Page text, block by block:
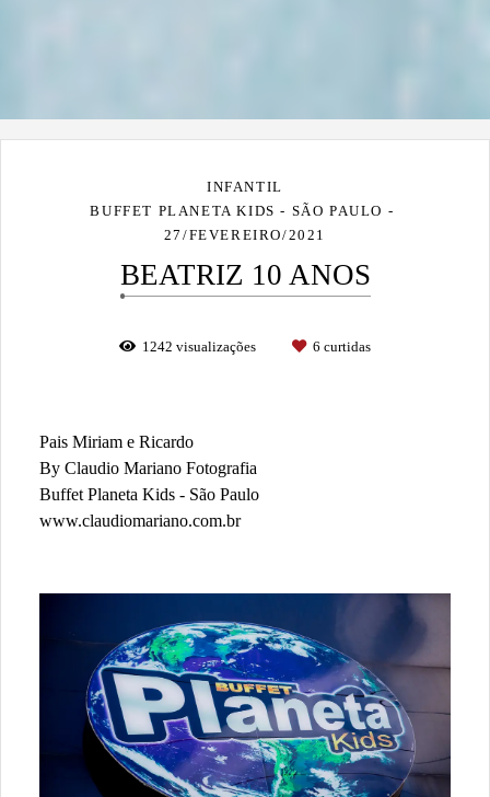
INFANTIL
BUFFET PLANETA KIDS - SÃO PAULO
27/FEVEREIRO/2021
BEATRIZ 10 ANOS
1242 visualizações 6 curtidas
Pais Miriam e Ricardo
By Claudio Mariano Fotografia
Buffet Planeta Kids - São Paulo
www.claudiomariano.com.br